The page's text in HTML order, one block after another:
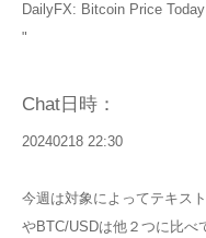
DailyFX: Bitcoin Price
"
Chat日時：
20240218 22:30
今週は対象によってテキス
やBTC/USDは他２つに比べ